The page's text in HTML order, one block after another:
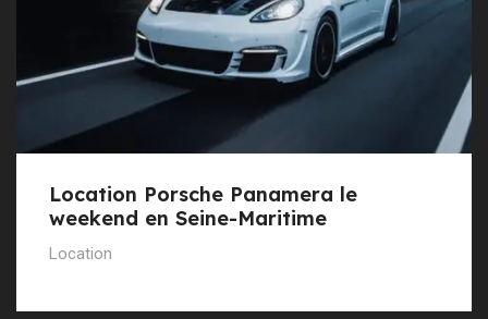
Location Porsche Panamera le
weekend en Seine-Maritime
Location